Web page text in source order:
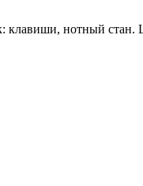
клавиши, нотный стан.